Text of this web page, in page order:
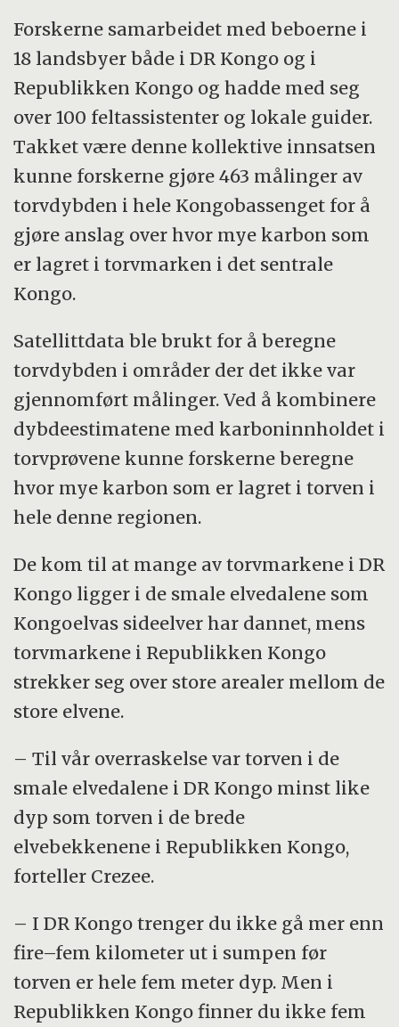
Forskerne samarbeidet med beboerne i
18 landsbyer både i DR Kongo og i
Republikken Kongo og hadde med seg
over 100 feltassistenter og lokale guider.
Takket være denne kollektive innsatsen
kunne forskerne gjøre 463 målinger av
torvdybden i hele Kongobassenget for å
gjøre anslag over hvor mye karbon som
er lagret i torvmarken i det sentrale
Kongo.
Satellittdata ble brukt for å beregne
torvdybden i områder der det ikke var
gjennomført målinger. Ved å kombinere
dybdeestimatene med karboninnholdet i
torvprøvene kunne forskerne beregne
hvor mye karbon som er lagret i torven i
hele denne regionen.
De kom til at mange av torvmarkene i DR
Kongo ligger i de smale elvedalene som
Kongoelvas sideelver har dannet, mens
torvmarkene i Republikken Kongo
strekker seg over store arealer mellom de
store elvene.
– Til vår overraskelse var torven i de
smale elvedalene i DR Kongo minst like
dyp som torven i de brede
elvebekkenene i Republikken Kongo,
forteller Crezee.
– I DR Kongo trenger du ikke gå mer enn
fire–fem kilometer ut i sumpen før
torven er hele fem meter dyp. Men i
Republikken Kongo finner du ikke fem